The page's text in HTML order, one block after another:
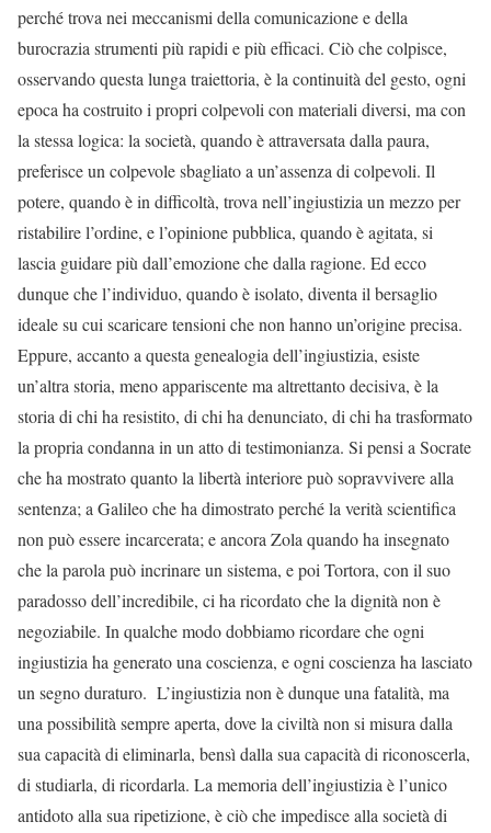
perché trova nei meccanismi della comunicazione e della
burocrazia strumenti più rapidi e più efficaci. Ciò che colpisce,
osservando questa lunga traiettoria, è la continuità del gesto, ogni
epoca ha costruito i propri colpevoli con materiali diversi, ma con
la stessa logica: la società, quando è attraversata dalla paura,
preferisce un colpevole sbagliato a un’assenza di colpevoli. Il
potere, quando è in difficoltà, trova nell’ingiustizia un mezzo per
ristabilire l’ordine, e l’opinione pubblica, quando è agitata, si
lascia guidare più dall’emozione che dalla ragione. Ed ecco
dunque che l’individuo, quando è isolato, diventa il bersaglio
ideale su cui scaricare tensioni che non hanno un’origine precisa.
Eppure, accanto a questa genealogia dell’ingiustizia, esiste
un’altra storia, meno appariscente ma altrettanto decisiva, è la
storia di chi ha resistito, di chi ha denunciato, di chi ha trasformato
la propria condanna in un atto di testimonianza. Si pensi a Socrate
che ha mostrato quanto la libertà interiore può sopravvivere alla
sentenza; a Galileo che ha dimostrato perché la verità scientifica
non può essere incarcerata; e ancora Zola quando ha insegnato
che la parola può incrinare un sistema, e poi Tortora, con il suo
paradosso dell’incredibile, ci ha ricordato che la dignità non è
negoziabile. In qualche modo dobbiamo ricordare che ogni
ingiustizia ha generato una coscienza, e ogni coscienza ha lasciato
un segno duraturo. L’ingiustizia non è dunque una fatalità, ma
una possibilità sempre aperta, dove la civiltà non si misura dalla
sua capacità di eliminarla, bensì dalla sua capacità di riconoscerla,
di studiarla, di ricordarla. La memoria dell’ingiustizia è l’unico
antidoto alla sua ripetizione, è ciò che impedisce alla società di